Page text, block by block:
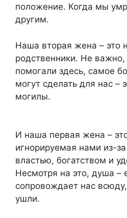
положение. Когда мы
другим.
Наша вторая жена – это
родственники. Не важно,
помогали здесь, самое
могут сделать для нас –
могилы.
И наша первая жена –
игнорируемая нами из-
властью, богатством и
Несмотря на это, душа –
сопровождает нас
ушли.